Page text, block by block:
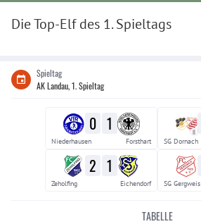
Die Top-Elf des 1. Spieltags
Spieltag
AK Landau, 1. Spieltag
0 1
Niederhausen Forsthart
II
SG Dornach
2 1
Zeholfing Eichendorf SG Gergweis
TABELLE